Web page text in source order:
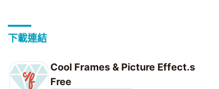
下載連結
Cool Frames & Picture Effect.s
Free